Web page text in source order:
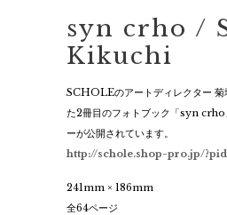
syn crho /
Kikuchi
SCHOLEのアートディレクター 菊
た2冊目のフォトブック「syn crho
ーが公開されています。
http://schole.shop-pro.jp/
241mm × 186mm
全64ページ